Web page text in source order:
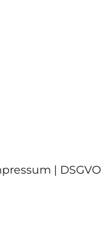
| DSGVO